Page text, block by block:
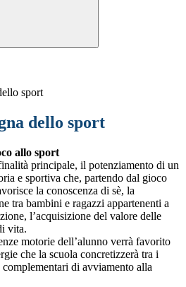
sport
dello sport
allo sport
principale, il potenziamento di un
e sportiva che, partendo dal gioco
la conoscenza di sè, la
tra bambini e ragazzi appartenenti a
l’acquisizione del valore delle
vita.
motorie dell’alunno verrà favorito
che la scuola concretizzerà tra i
di avviamento alla